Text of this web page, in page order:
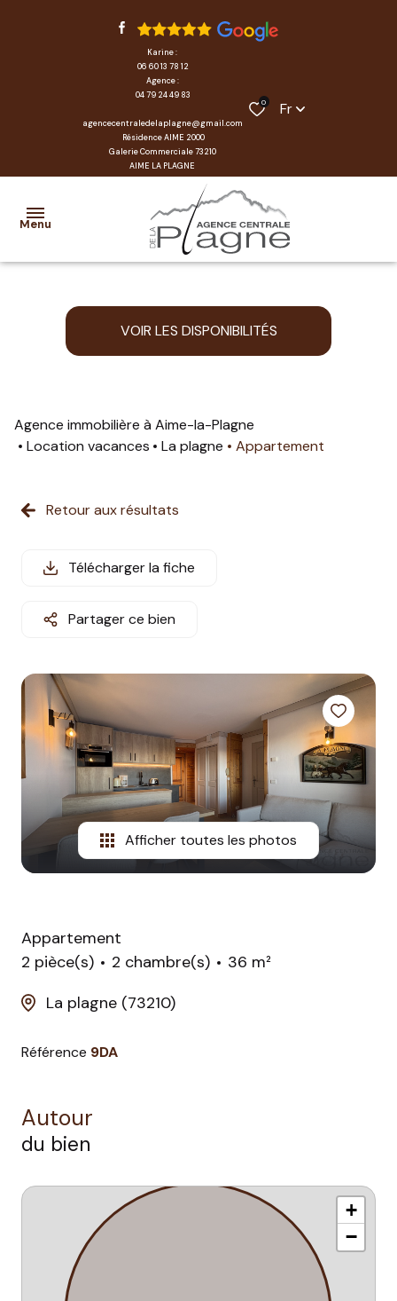
Karine :
06 60 13 78 12
Agence :
04 79 24 49 83
agencecentraledelaplagne@gmail.com
Résidence AIME 2000
Galerie Commerciale 73210
AIME LA PLAGNE
0 Fr
Menu
accueil
locations
estimation
nos
partenaires
contact
VOIR LES DISPONIBILITÉS
Agence immobilière à Aime-la-Plagne
Location vacances
La plagne Appartement
Retour aux résultats
Télécharger la fiche
Partager ce bien
Afficher toutes les photos
Appartement
2 pièce(s)
2 chambre(s)
36 m²
La plagne (73210)
Référence 9DA
Autour
du bien
+
−